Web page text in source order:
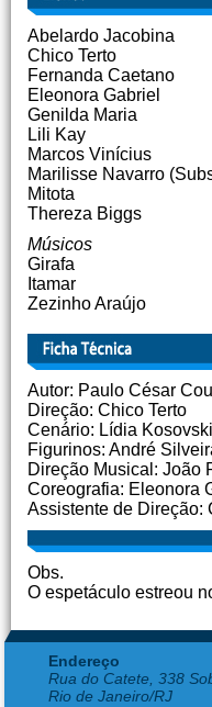
Abelardo Jacobina
Chico Terto
Fernanda Caetano
Eleonora Gabriel
Genilda Maria
Lili Kay
Marcos Vinícius
Marilisse Navarro
Mitota
Thereza Biggs
Músicos
Girafa
Itamar
Zezinho Araújo
Autor: Paulo César
Direção: Chico Terto
Cenário: Lídia Kosovski
Figurinos: André
Direção Musical: João
Coreografia: Eleonora
Assistente de Direção:
Obs.
O espetáculo estreou
Endereço
Rua do Catete, 338
Rio de Janeiro/RJ